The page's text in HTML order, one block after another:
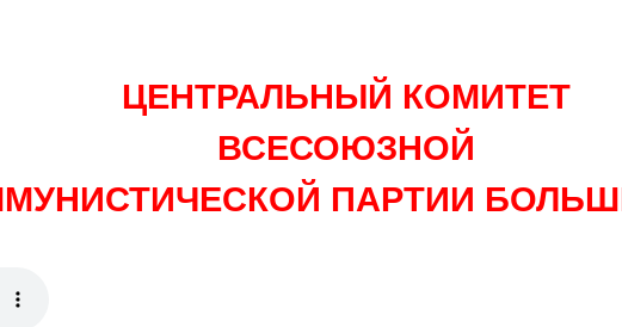
ЦЕНТРАЛЬНЫЙ КОМИТЕТ
ВСЕСОЮЗНОЙ
ПАРТИИ